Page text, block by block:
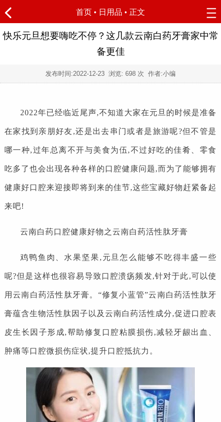
首页 • 日用品 • 正文
快乐元旦想要嗨吃不停？这几款云南白药牙膏家中常
备更佳
发布时间:2022-12-23 浏览: 698 次 作者:小编
2022年已经临近尾声,不知道大家在元旦的时候是准备
在家找到亲朋好友,还是出去串门或者是旅游呢?但不管是
哪一种,过年总离不开与美食为伍,不过好吃的佳肴、零食
吃多了也会出现各种各样的口腔健康问题,而为了能够拥有
健康好口腔来迎接即将到来的佳节,这些宝藏好物赶紧备起
来吧!
云南白药口腔健康好物之云南白药活性肽牙膏
鸡鸭鱼肉、水果坚果,元旦怎么能够不吃得丰盛一些
呢?但是这样也很容易导致口腔溃疡频发,针对于此,可以使
用云南白药活性肽牙膏。“修复小蓝管”云南白药活性肽牙
膏蕴含生物活性肽因子以及云南白药活性成分,促进口腔表
皮生长因子形成,帮助修复口腔粘膜损伤,减轻牙龈出血、
肿痛等口腔微损伤症状,提升口腔抵抗力。